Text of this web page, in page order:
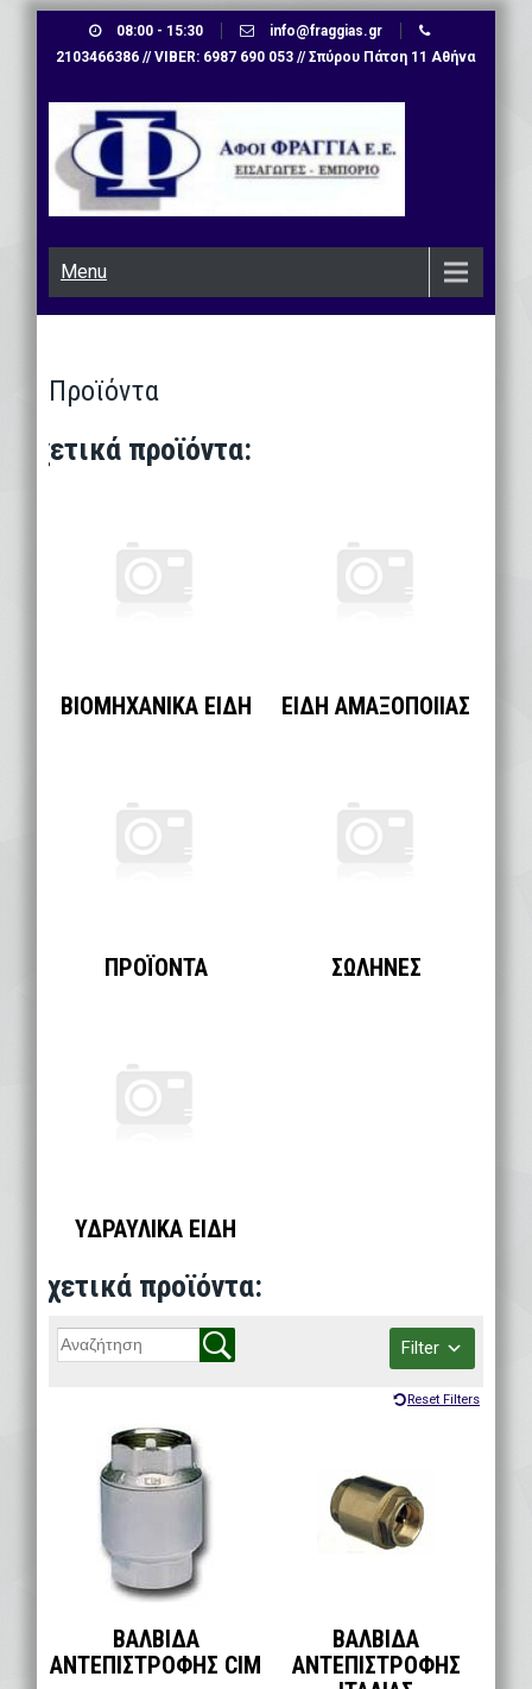
08:00 - 15:30
info@fraggias.gr
2103466386 // VIBER: 6987 690 053 // Σπύρου Πάτση 11 Αθήνα
Menu
Προϊόντα
ΒΙΟΜΗΧΑΝΙΚΑ ΕΙΔΗ ΕΙΔΗ ΑΜΑΞΟΠΟΙΙΑΣ
ΠΡΟΪΟΝΤΑ ΣΩΛΗΝΕΣ
ΥΔΡΑΥΛΙΚΑ ΕΙΔΗ
Filter
Reset Filters
ΒΑΛΒΙΔΑ
ΑΝΤΕΠΙΣΤΡΟΦΗΣ CIM
ΒΑΛΒΙΔΑ
ΑΝΤΕΠΙΣΤΡΟΦΗΣ